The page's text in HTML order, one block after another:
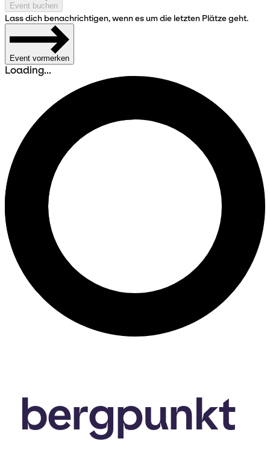
Event buchen
Lass dich benachrichtigen, wenn es um die letzten Plätze geht.
Event vormerken
Loading...
bergpunkt